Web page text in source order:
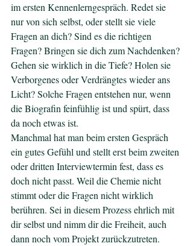
im ersten Kennenlerngespräch. Redet sie
nur von sich selbst, oder stellt sie viele
Fragen an dich? Sind es die richtigen
Fragen? Bringen sie dich zum Nachdenken?
Gehen sie wirklich in die Tiefe? Holen sie
Verborgenes oder Verdrängtes wieder ans
Licht? Solche Fragen entstehen nur, wenn
die Biografin feinfühlig ist und spürt, dass
da noch etwas ist.
Manchmal hat man beim ersten Gespräch
ein gutes Gefühl und stellt erst beim zweiten
oder dritten Interviewtermin fest, dass es
doch nicht passt. Weil die Chemie nicht
stimmt oder die Fragen nicht wirklich
berühren. Sei in diesem Prozess ehrlich mit
dir selbst und nimm dir die Freiheit, auch
dann noch vom Projekt zurückzutreten.